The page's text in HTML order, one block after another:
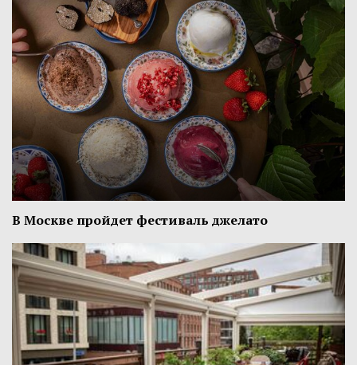
В Москве пройдет фестиваль джелато